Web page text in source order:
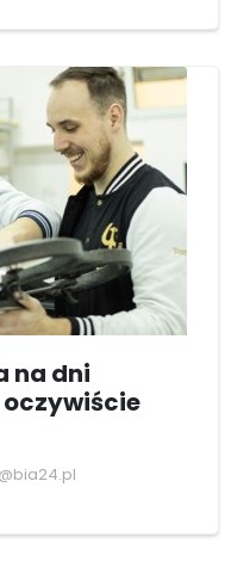
na dni